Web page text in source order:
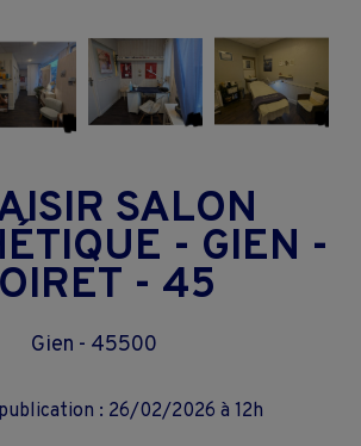
SALON
- GIEN -
- 45
Gien - 45500
: 26/02/2026 à 12h